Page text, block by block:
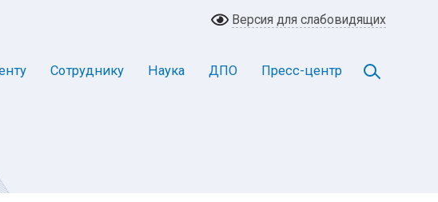
Версия для слабовидящих
Сотруднику Наука ДПО Пресс-центр